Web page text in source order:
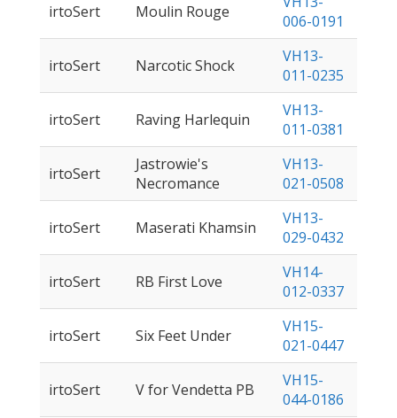
irtoSert Moulin Rouge
006-0191
irtoSert Narcotic Shock
VH13-
011-0235
irtoSert Raving Harlequin
VH13-
011-0381
irtoSert
Jastrowie's
Necromance
VH13-
021-0508
irtoSert Maserati Khamsin
VH13-
029-0432
irtoSert RB First Love
VH14-
012-0337
irtoSert Six Feet Under
VH15-
021-0447
irtoSert V for Vendetta PB
VH15-
044-0186